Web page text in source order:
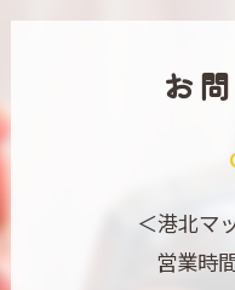
お
＜港北マ
営業時